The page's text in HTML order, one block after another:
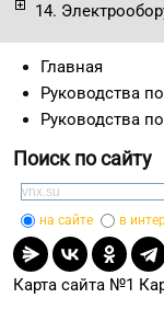
14.
Главная
Руководства
Руководства
Поиск по сайту
на сайте в
Карта сайта №1